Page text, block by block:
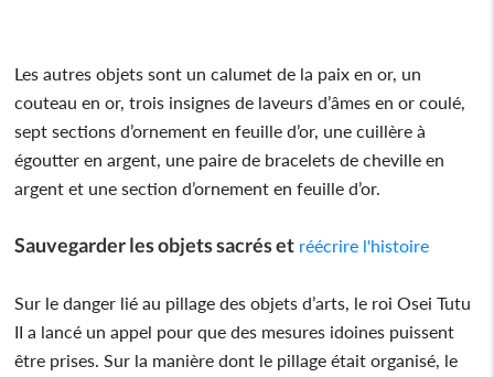
Les autres objets sont un calumet de la paix en or, un
couteau en or, trois insignes de laveurs d’âmes en or coulé,
sept sections d’ornement en feuille d’or, une cuillère à
égoutter en argent, une paire de bracelets de cheville en
argent et une section d’ornement en feuille d’or.
Sauvegarder les objets sacrés et réécrire l'histoire
Sur le danger lié au pillage des objets d’arts, le roi Osei Tutu
II a lancé un appel pour que des mesures idoines puissent
être prises. Sur la manière dont le pillage était organisé, le